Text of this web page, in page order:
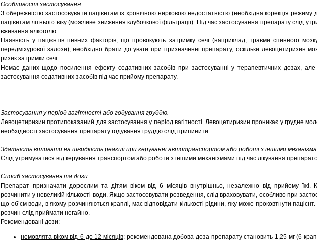
Особливості застосування.
З обережністю застосовувати пацієнтам із хронічною нирковою недостатністю (необхідна корекція режиму
пацієнтам літнього віку (можливе зниження клубочкової фільтрації). Під час застосування препарату слід
вживання алкоголю.
Наявність у пацієнтів певних факторів, що провокують затримку сечі (наприклад, травми спинного
передміхурової залози), необхідно брати до уваги при призначенні препарату, оскільки левоцетиризин
ризик затримки сечі.
Немає даних щодо посилення ефекту седативних засобів при застосуванні у терапевтичних дозах, але
застосування седативних засобів під час прийому препарату.
Застосування у період вагітності або годування груддю.
Левоцетиризин протипоказаний для застосування у період вагітності. Левоцетиризин проникає у грудне
необхідності застосування препарату годування груддю слід припинити.
Здатність впливати на швидкість реакції при керуванні автотранспортом або роботі з іншими
Слід утримуватися від керування транспортом або роботи з іншими механізмами під час лікування
Спосіб застосування та дози.
Препарат призначати дорослим та дітям віком від 6 місяців внутрішньо, незалежно від прийому їжі.
розчинити у невеликій кількості води. Якщо застосовувати розведення, слід враховувати, особливо при
що об’єм води, в якому розчиняються краплі, має відповідати кількості рідини, яку може проковтнути
розчин слід приймати негайно.
Рекомендовані дози:
немовлята віком від 6 до 12 місяців: рекомендована добова доза препарату становить 1,25 мг (6